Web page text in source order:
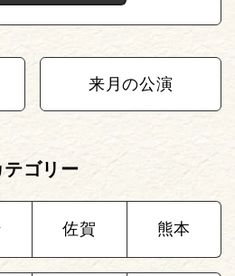
来月の公演
テゴリー
佐賀 熊本